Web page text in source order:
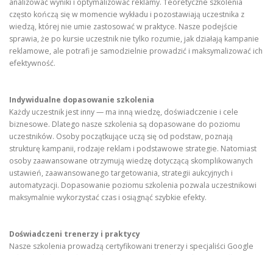
często kończą się w momencie wykładu i pozostawiają uczestnika z
wiedzą, której nie umie zastosować w praktyce. Nasze podejście
sprawia, że po kursie uczestnik nie tylko rozumie, jak działają kampanie
reklamowe, ale potrafi je samodzielnie prowadzić i maksymalizować ich
efektywność.
Indywidualne dopasowanie szkolenia
Każdy uczestnik jest inny — ma inną wiedzę, doświadczenie i cele
biznesowe. Dlatego nasze szkolenia są dopasowane do poziomu
uczestników. Osoby początkujące uczą się od podstaw, poznają
strukturę kampanii, rodzaje reklam i podstawowe strategie. Natomiast
osoby zaawansowane otrzymują wiedzę dotyczącą skomplikowanych
ustawień, zaawansowanego targetowania, strategii aukcyjnych i
automatyzacji. Dopasowanie poziomu szkolenia pozwala uczestnikowi
maksymalnie wykorzystać czas i osiągnąć szybkie efekty.
Doświadczeni trenerzy i praktycy
Nasze szkolenia prowadzą certyfikowani trenerzy i specjaliści Google